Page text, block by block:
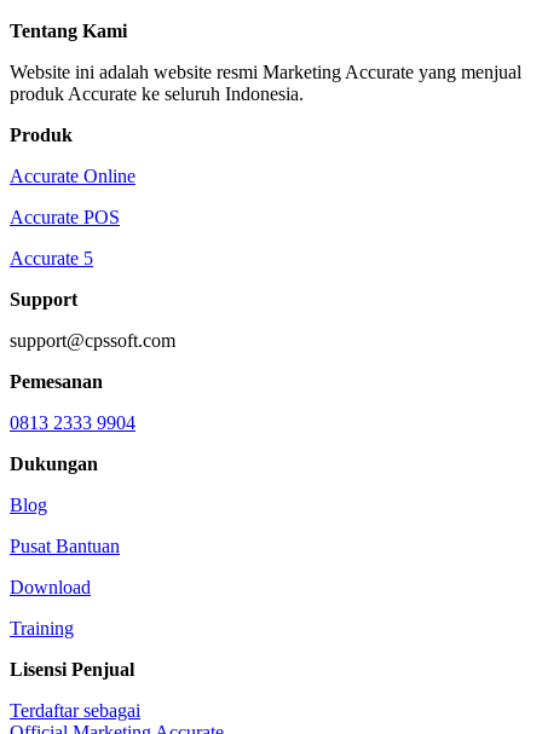
Tentang Kami
Website ini adalah website resmi Marketing Accurate yang menjual
produk Accurate ke seluruh Indonesia.
Produk
Accurate Online
Accurate POS
Accurate 5
Support
support@cpssoft.com
Pemesanan
0813 2333 9904
Dukungan
Blog
Pusat Bantuan
Download
Training
Lisensi Penjual
Terdaftar sebagai